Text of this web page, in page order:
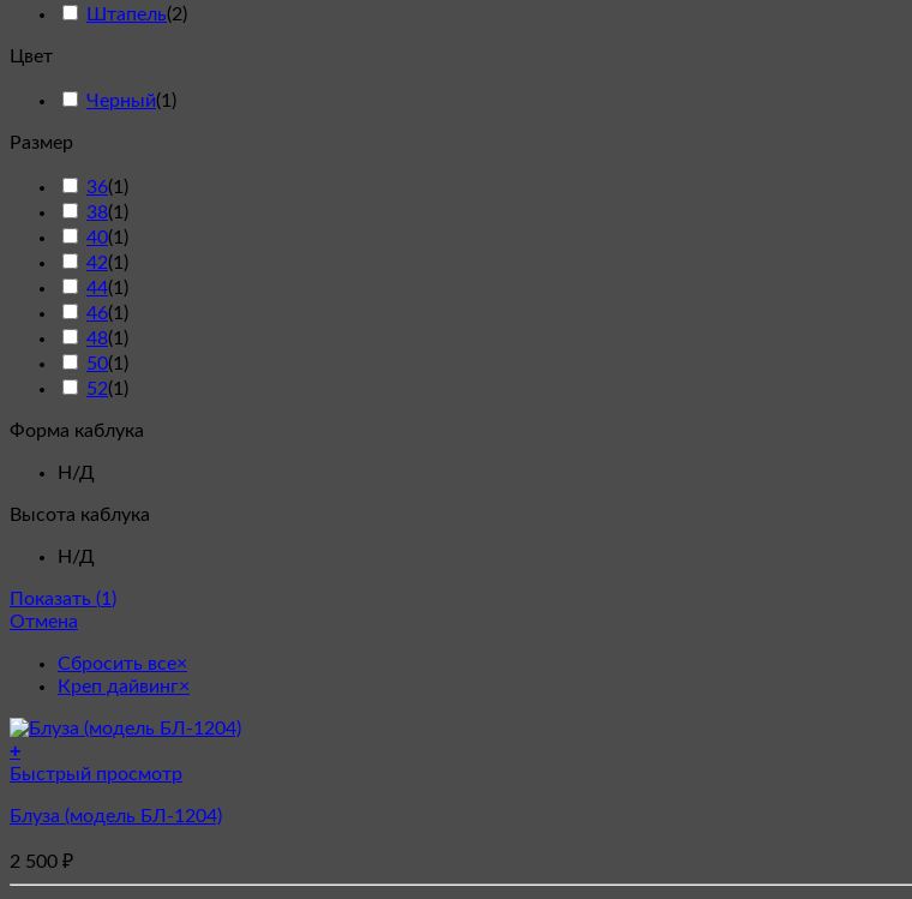
Штапель(2)
Цвет
Черный(1 )
Размер
36(1 )
38(1 )
40(1 )
42(1 )
44(1 )
46(1 )
48(1 )
50(1 )
52(1 )
Форма каблука
Н/Д
Высота каблука
Н/Д
Показать (1 )
Отмена
Сбросить все×
Креп дайвинг×
+
Этот
имеет
вариаций.
Опции
Быстрый просмотр
Блуза (модель БЛ-1204)
2 500 ₽